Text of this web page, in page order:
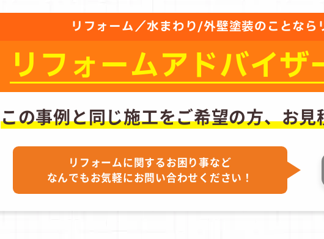
リフォーム／水まわり/外壁塗装のことなら
リフォームアドバイザ
この事例と同じ施工をご希望の方、お見
リフォームに関するお困り事など
なんでもお気軽にお問い合わせください！